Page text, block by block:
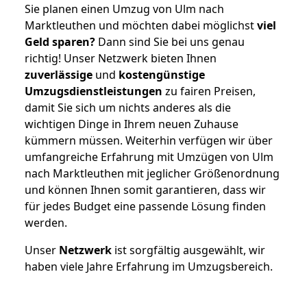
Sie planen einen Umzug von Ulm nach
Marktleuthen und möchten dabei möglichstviel
Geld sparen? Dann sind Sie bei uns genau
richtig! Unser Netzwerk bieten Ihnen
zuverlässige und kostengünstige
Umzugsdienstleistungen zu fairen Preisen,
damit Sie sich um nichts anderes als die
wichtigen Dinge in Ihrem neuen Zuhause
kümmern müssen. Weiterhin verfügen wir über
umfangreiche Erfahrung mit Umzügen von Ulm
nach Marktleuthen mit jeglicher Größenordnung
und können Ihnen somit garantieren, dass wir
für jedes Budget eine passende Lösung finden
werden.
Unser Netzwerk ist sorgfältig ausgewählt, wir
haben viele Jahre Erfahrung im Umzugsbereich.